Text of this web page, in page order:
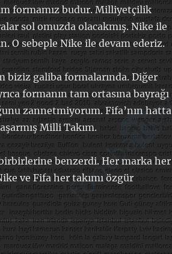
formamız budur. Milliyetçilik
sol omuzda olacakmış. Nike ile
O sebeple Nike ile devam ederiz.
biziz galiba formalarında. Diğer
formanın tam ortasına bayrağı
zannetmiyorum. Fifa’nın hatta
Milli Takım.
benzerdi. Her marka her
ve Fifa her takımı özgür